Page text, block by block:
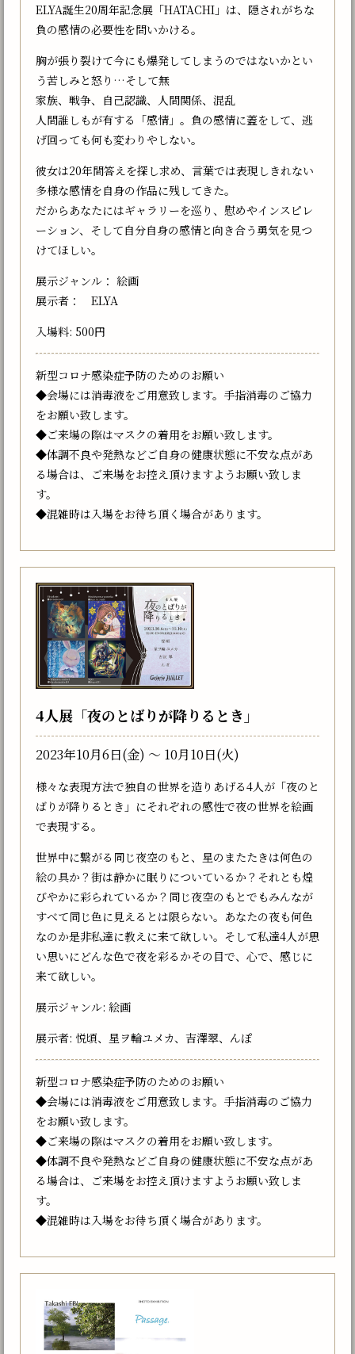
ELYA誕生20周年記念展「HATACHI」は、隠されがちな
負の感情の必要性を問いかける。
胸が張り裂けて今にも爆発してしまうのではないかとい
う苦しみと怒り…そして無
家族、戦争、自己認識、人間関係、混乱
人間誰しもが有する「感情」。負の感情に蓋をして、逃
げ回っても何も変わりやしない。
彼女は20年間答えを探し求め、言葉では表現しきれない
多様な感情を自身の作品に残してきた。
だからあなたにはギャラリーを巡り、慰めやインスピレ
ーション、そして自分自身の感情と向き合う勇気を見つ
けてほしい。
展示ジャンル： 絵画
展示者： ELYA
入場料: 500円
新型コロナ感染症予防のためのお願い
◆会場には消毒液をご用意致します。手指消毒のご協力
をお願い致します。
◆ご来場の際はマスクの着用をお願い致します。
◆体調不良や発熱などご自身の健康状態に不安な点があ
る場合は、ご来場をお控え頂けますようお願い致しま
す。
◆混雑時は入場をお待ち頂く場合があります。
4人展「夜のとばりが降りるとき」
2023年10月6日(金) 〜 10月10日(火)
様々な表現方法で独自の世界を造りあげる4人が「夜のと
ばりが降りるとき」にそれぞれの感性で夜の世界を絵画
で表現する。
世界中に繋がる同じ夜空のもと、星のまたたきは何色の
絵の具か？街は静かに眠りについているか？それとも煌
びやかに彩られているか？同じ夜空のもとでもみんなが
すべて同じ色に見えるとは限らない。あなたの夜も何色
なのか是非私達に教えに来て欲しい。そして私達4人が思
い思いにどんな色で夜を彩るかその目で、心で、感じに
来て欲しい。
展示ジャンル: 絵画
展示者: 悦頃、星ヲ輪ユメカ、吉澤翠、んぽ
新型コロナ感染症予防のためのお願い
◆会場には消毒液をご用意致します。手指消毒のご協力
をお願い致します。
◆ご来場の際はマスクの着用をお願い致します。
◆体調不良や発熱などご自身の健康状態に不安な点があ
る場合は、ご来場をお控え頂けますようお願い致しま
す。
◆混雑時は入場をお待ち頂く場合があります。